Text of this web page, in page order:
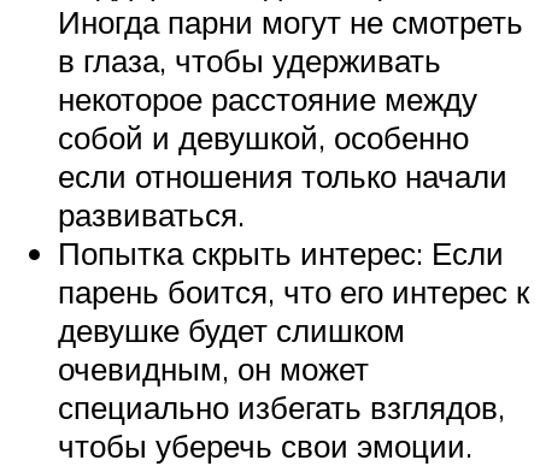
Иногда парни могут не смотреть
в глаза, чтобы удерживать
некоторое расстояние между
собой и девушкой, особенно
если отношения только начали
развиваться.
Попытка скрыть интерес: Если
парень боится, что его интерес к
девушке будет слишком
очевидным, он может
специально избегать взглядов,
чтобы уберечь свои эмоции.